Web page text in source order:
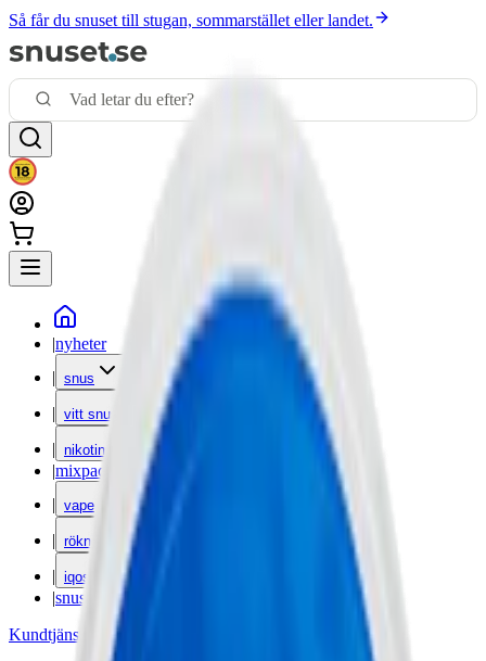
Så får du snuset till stugan, sommarstället eller landet.
|nyheter
| snus
| vitt snus
| nikotinfritt
|mixpack
| vape
| rökning
| iqos
|snuskuriren
Kundtjänst
Varumärken